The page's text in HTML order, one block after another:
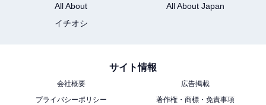
All About
All About Japan
イチオシ
サイト情報
会社概要
広告掲載
プライバシーポリシー
著作権・商標・免責事項